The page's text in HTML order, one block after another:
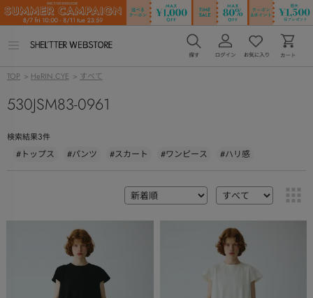
ー
開
く
TOP > HeRIN.CYE > すべて
530JSM83-0961
検索結果3件
#トップス #パンツ #スカート #ワンピース #ハリ感